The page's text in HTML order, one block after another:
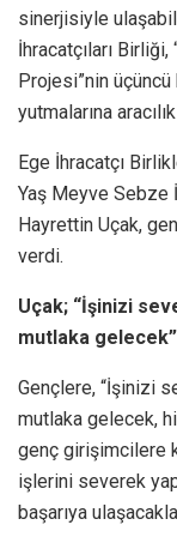
sinerjisiyle
İhracatçıları
Projesi”nin
yutmalarına
Ege İhracatçı
Yaş Meyve Sebze
Hayrettin Uçak,
verdi.
Uçak; “İşinizi
mutlaka gelecek”
Gençlere, “İşinizi
mutlaka gelecek,
genç girişimcilere
işlerini severek
başarıya